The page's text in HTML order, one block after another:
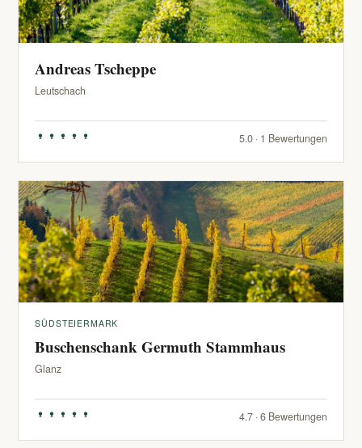
Andreas Tscheppe
Leutschach
5.0 · 1 Bewertungen
SÜDSTEIERMARK
Buschenschank Germuth Stammhaus
Glanz
4.7 · 6 Bewertungen